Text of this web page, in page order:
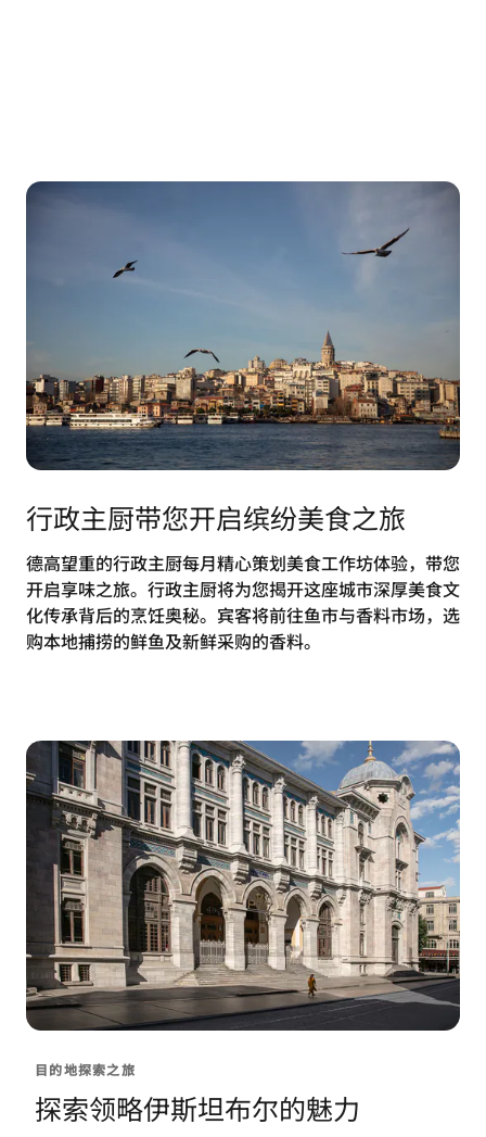
行政主厨带您开启缤纷美食之旅
德高望重的行政主厨每月精心策划美食工作坊体验，带您
开启享味之旅。行政主厨将为您揭开这座城市深厚美食文
化传承背后的烹饪奥秘。宾客将前往鱼市与香料市场，选
购本地捕捞的鲜鱼及新鲜采购的香料。
目的地探索之旅
探索领略伊斯坦布尔的魅力